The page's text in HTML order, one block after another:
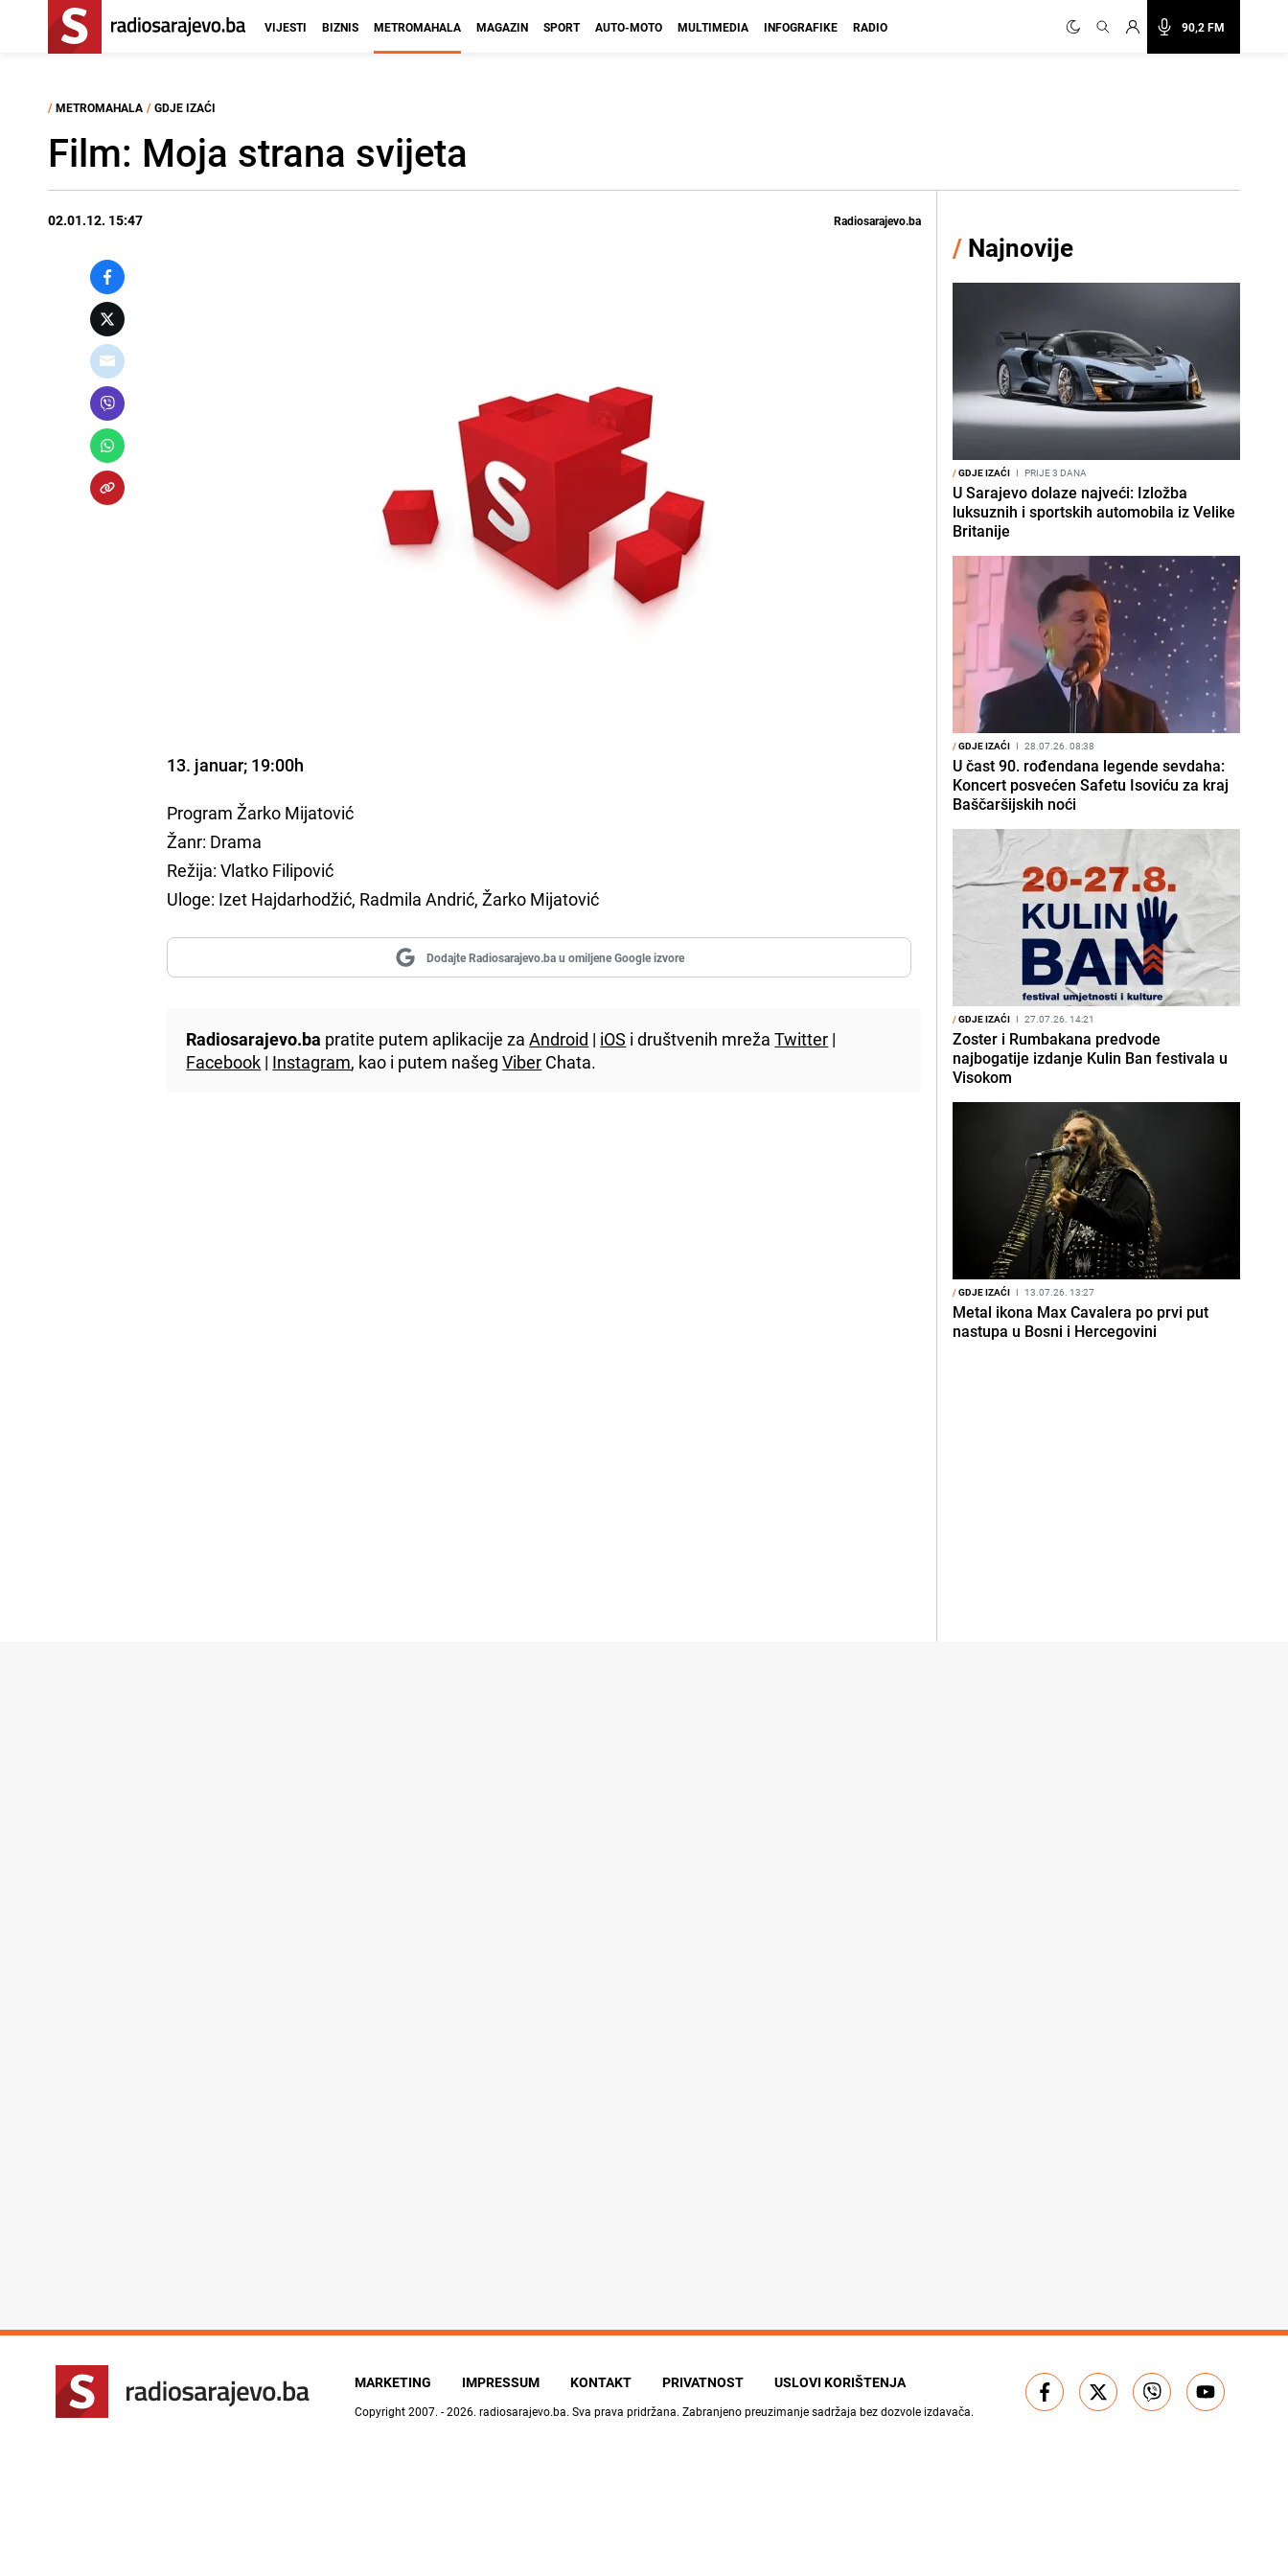
90,2 FM
VIJESTI BIZNIS METROMAHALA MAGAZIN SPORT AUTO-MOTO MULTIMEDIA INFOGRAFIKE RADIO
/ METROMAHALA / GDJE IZAĆI
Film: Moja strana svijeta
02.01.12. 15:47 Radiosarajevo.ba
13. januar; 19:00h
Program Žarko Mijatović
Žanr: Drama
Režija: Vlatko Filipović
Uloge: Izet Hajdarhodžić, Radmila Andrić, Žarko Mijatović
Dodajte Radiosarajevo.ba u omiljene Google izvore
Radiosarajevo.ba pratite putem aplikacije zaAndroid | iOS i društvenih mrežaTwitter |
Facebook | Instagram, kao i putem našegViber Chata.
/ Najnovije
/GDJE IZAĆI I PRIJE 3 DANA
U Sarajevo dolaze najveći: Izložba
luksuznih i sportskih automobila iz Velike
Britanije
/GDJE IZAĆI I 28.07.26. 08:38
U čast 90. rođendana legende sevdaha:
Koncert posvećen Safetu Isoviću za kraj
Baščaršijskih noći
/GDJE IZAĆI I 27.07.26. 14:21
Zoster i Rumbakana predvode
najbogatije izdanje Kulin Ban festivala u
Visokom
/GDJE IZAĆI I 13.07.26. 13:27
Metal ikona Max Cavalera po prvi put
nastupa u Bosni i Hercegovini
MARKETING IMPRESSUM KONTAKT PRIVATNOST USLOVI KORIŠTENJA
Copyright 2007. - 2026. radiosarajevo.ba. Sva prava pridržana. Zabranjeno preuzimanje sadržaja bez dozvole izdavača.